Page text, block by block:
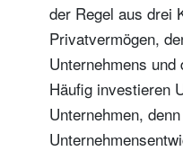
der Regel aus drei
Privatvermögen,
Unternehmens und
Häufig investieren
Unternehmen,